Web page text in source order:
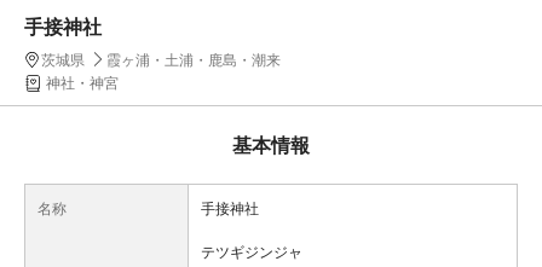
手接神社
茨城県
霞ヶ浦・土浦・鹿島・潮来
神社・神宮
基本情報
名称 手接神社
テツギジンジャ